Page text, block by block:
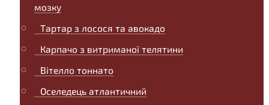
мозку
Тартар з лосося та авокадо
Карпачо з витриманої телятини
Вітелло тоннато
Оселедець атлантичний